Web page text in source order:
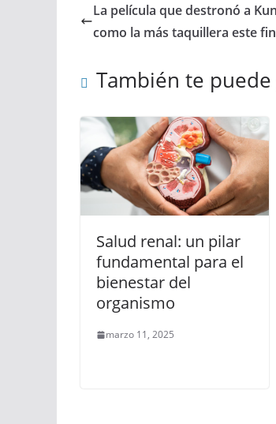
La película que destronó a
como la más taquillera este
También te
Salud renal: un pilar
fundamental para el
bienestar del
organismo
marzo 11, 2025